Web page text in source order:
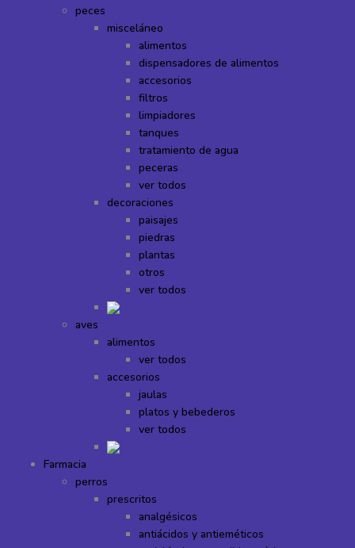
peces
misceláneo
alimentos
dispensadores de alimentos
accesorios
filtros
limpiadores
tanques
tratamiento de agua
peceras
ver todos
decoraciones
paisajes
piedras
plantas
otros
ver todos
aves
alimentos
ver todos
accesorios
jaulas
platos y bebederos
ver todos
Farmacia
perros
prescritos
analgésicos
antiácidos y antieméticos